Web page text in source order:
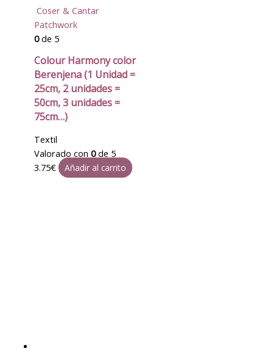
Coser & Cantar
Patchwork
0de 5
Colour Harmony color
Berenjena (1 Unidad =
25cm, 2 unidades =
50cm, 3 unidades =
75cm…)
Textil
Valorado con 0de 5
3.75€ Añadir al carrito